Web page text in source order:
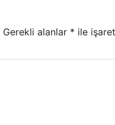
Gerekli alanlar * ile